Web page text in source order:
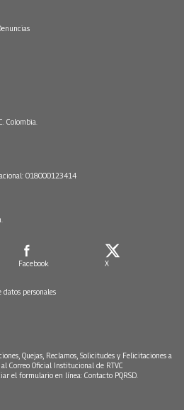
Colombia.
018000123414
Facebook X
personales
Quejas, Reclamos, Solicitudes y Felicitaciones a
Correo Oficial Institucional de RTVC
el formulario en línea: Contacto PQRSD.